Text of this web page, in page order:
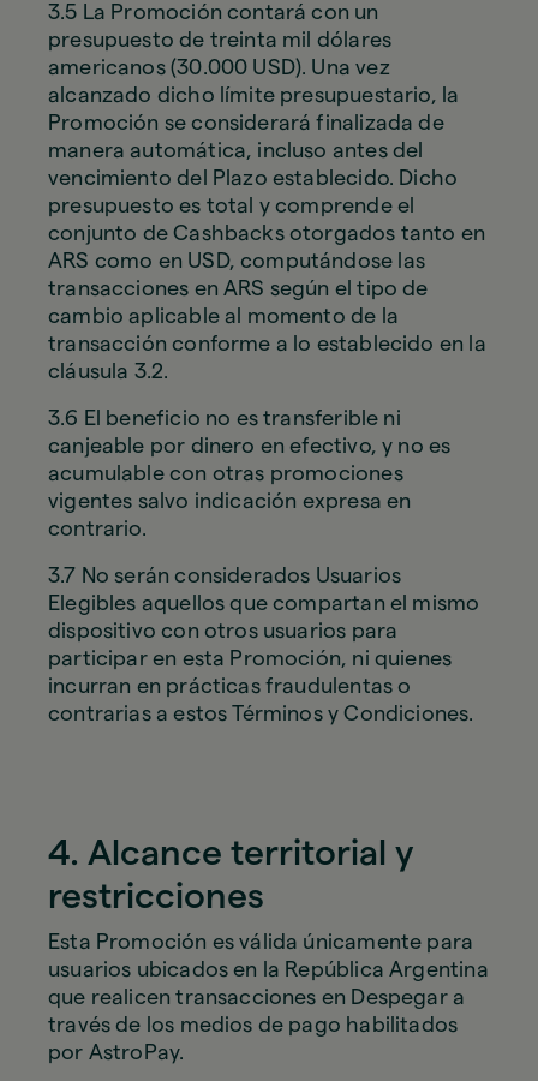
3.5 La Promoción contará con un
presupuesto de treinta mil dólares
americanos (30.000 USD). Una vez
alcanzado dicho límite presupuestario, la
Promoción se considerará finalizada de
manera automática, incluso antes del
vencimiento del Plazo establecido. Dicho
presupuesto es total y comprende el
conjunto de Cashbacks otorgados tanto en
ARS como en USD, computándose las
transacciones en ARS según el tipo de
cambio aplicable al momento de la
transacción conforme a lo establecido en la
cláusula 3.2.
3.6 El beneficio no es transferible ni
canjeable por dinero en efectivo, y no es
acumulable con otras promociones
vigentes salvo indicación expresa en
contrario.
3.7 No serán considerados Usuarios
Elegibles aquellos que compartan el mismo
dispositivo con otros usuarios para
participar en esta Promoción, ni quienes
incurran en prácticas fraudulentas o
contrarias a estos Términos y Condiciones.
4. Alcance territorial y
restricciones
Esta Promoción es válida únicamente para
usuarios ubicados en la República Argentina
que realicen transacciones en Despegar a
través de los medios de pago habilitados
por AstroPay.